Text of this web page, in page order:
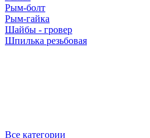
Рым-болт
Рым-гайка
Шайбы - гровер
Шпилька резьбовая
Все категории